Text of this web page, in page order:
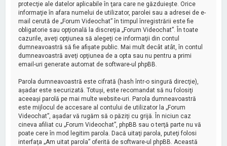
protecţie ale datelor aplicabile în ţara care ne găzduieşte. Orice
informaţie în afara numelui de utilizator, parolei sau a adresei de e-
mail cerută de „Forum Videochat” în timpul înregistrării este fie
obligatorie sau opţională la discreţia „Forum Videochat”. În toate
cazurile, aveţi opţiunea să alegeţi ce informaţii din contul
dumneavoastră să fie afişate public. Mai mult decât atât, în contul
dumneavoastră aveţi opţiunea de a opta sau nu pentru a primi
email-uri generate automat de software-ul phpBB.
Parola dumneavoastră este cifrată (hash într-o singură direcţie),
aşadar este securizată. Totuşi, este recomandat să nu folosiţi
aceeaşi parolă pe mai multe website-uri. Parola dumneavoastră
este mijlocul de accesare al contului de utilizator la „Forum
Videochat”, aşadar vă rugăm să o păziţi cu grijă. În niciun caz
cineva afiliat cu „Forum Videochat”, phpBB sau o terţă parte nu vă
poate cere în mod legitim parola. Dacă uitaţi parola, puteţi folosi
interfaţa „Am uitat parola” oferită de software-ul phpBB. Această